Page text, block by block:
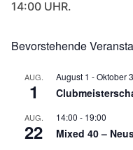
14:00 UHR.
Bevorstehende
AUG.
1
August 1 -Oktober 3
AUG.
22
14:00 - 19:00
Mixed 40 –